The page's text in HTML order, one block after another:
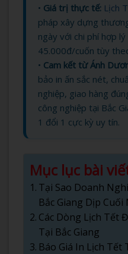
• Giá trị thực tế: Lịch
pháp xây dựng
ngày với chi phí hợp
45.000đ/cuốn tùy
• Cam kết từ Ánh
bảo in ấn sắc nét,
nghiệp, giao hàng
công nghiệp tại Bắc
1 đổi 1 cực kỳ uy tín.
Mục lục bài
Tại Sao Doanh
Bắc Giang Dịp Cuối
Các Dòng Lịch Tết
Tại Bắc Giang
Báo Giá In Lịch Tết